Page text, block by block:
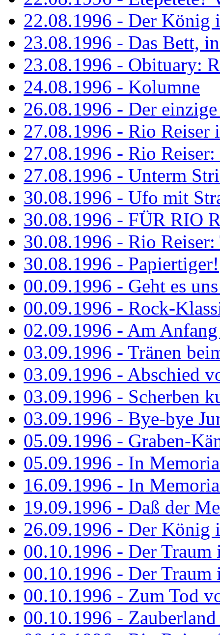
22.08.1996 - Der König
23.08.1996 - Das Bett,
23.08.1996 - Obituary:
24.08.1996 - Kolumne
26.08.1996 - Der
27.08.1996 - Rio Reiser
27.08.1996 - Rio
27.08.1996 - Unterm
30.08.1996 - Ufo mit
30.08.1996 - FÜR RIO
30.08.1996 - Rio
30.08.1996 - Papiertiger!
00.09.1996 - Geht es
00.09.1996 - Rock-
02.09.1996 - Am
03.09.1996 - Tränen
03.09.1996 - Abschied
03.09.1996 - Scherben
03.09.1996 - Bye-bye
05.09.1996 - Graben-
05.09.1996 - In
16.09.1996 - In
19.09.1996 - Daß der
26.09.1996 - Der König
00.10.1996 - Der Traum
00.10.1996 - Der Traum
00.10.1996 - Zum Tod
00.10.1996 -